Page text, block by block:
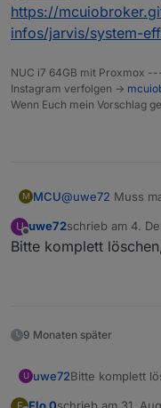
Ich möchte pro
Bestandteil der
oder nicht und
Vermutlich
Uhrzeit?
https://
infos/jarvis/system-
NUC i7 64GB mit Proxmox
Instagram verfolgen ->
Wenn Euch mein Vorschlag
M MCU@uwe72 Muss
effektprog./
U
Offline
uwe72schrieb am 4.
zuletzt editiert
Bitte komplett
9 Monaten später
U uwe72Bitte komplett